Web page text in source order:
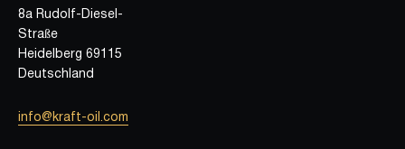
8a Rudolf-Diesel-
Straße
Heidelberg 69115
Deutschland
info@kraft-oil.com